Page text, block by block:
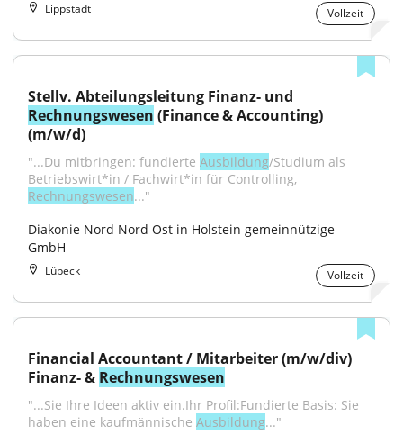
Lippstadt Vollzeit
Rechnungswesen (Finance & Accounting)
(m/w/d)
"...Du mitbringen: fundierte Ausbildung/Studium als
Rechnungswesen..."
Diakonie Nord Nord Ost in Holstein gemeinnützige
GmbH
Lübeck Vollzeit
Financial Accountant / Mitarbeiter (m/w/div)
Finanz- & Rechnungswesen
"...Sie Ihre Ideen aktiv ein.Ihr Profil:Fundierte Basis: Sie
haben eine kaufmännische Ausbildung..."